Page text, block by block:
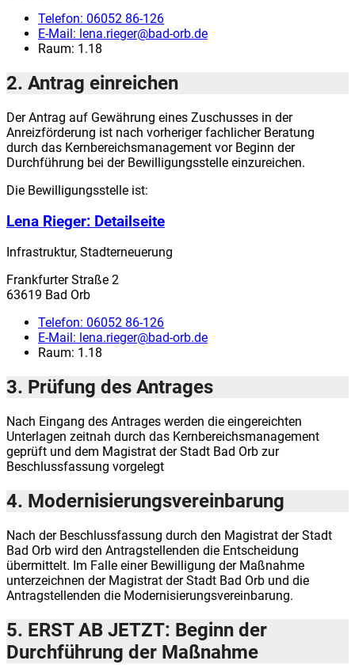
Telefon: 06052 86-126
E-Mail: lena.rieger@bad-orb.de
Raum: 1.18
2. Antrag einreichen
Der Antrag auf Gewährung eines Zuschusses in der
Anreizförderung ist nach vorheriger fachlicher Beratung
durch das Kernbereichsmanagement vor Beginn der
Durchführung bei der Bewilligungsstelle einzureichen.
Die Bewilligungsstelle ist:
Lena Rieger: Detailseite
Infrastruktur, Stadterneuerung
Frankfurter Straße 2
63619 Bad Orb
Telefon: 06052 86-126
E-Mail: lena.rieger@bad-orb.de
Raum: 1.18
3. Prüfung des Antrages
Nach Eingang des Antrages werden die eingereichten
Unterlagen zeitnah durch das Kernbereichsmanagement
geprüft und dem Magistrat der Stadt Bad Orb zur
Beschlussfassung vorgelegt
4. Modernisierungsvereinbarung
Nach der Beschlussfassung durch den Magistrat der Stadt
Bad Orb wird den Antragstellenden die Entscheidung
übermittelt. Im Falle einer Bewilligung der Maßnahme
unterzeichnen der Magistrat der Stadt Bad Orb und die
Antragstellenden die Modernisierungsvereinbarung.
5. ERST AB JETZT: Beginn der
Durchführung der Maßnahme